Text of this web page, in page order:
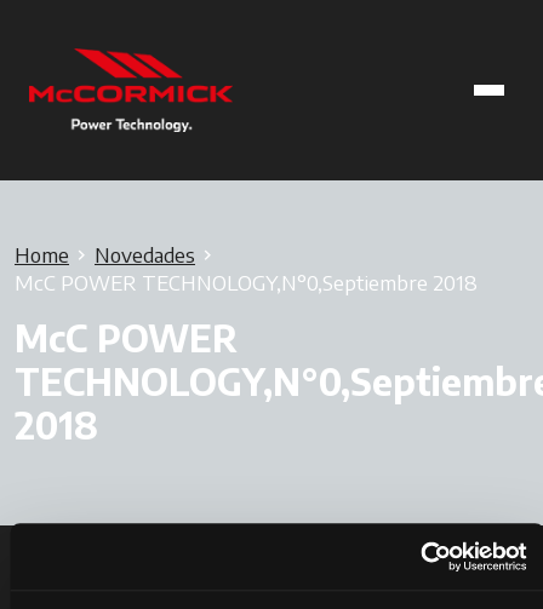
Home
Novedades
McC POWER TECHNOLOGY,N°0,Septiembre 2018
McC POWER
2018